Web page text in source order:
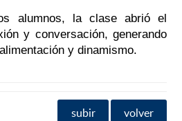
alumnos, la clase abrió el
y conversación, generando
y dinamismo.
subir volver